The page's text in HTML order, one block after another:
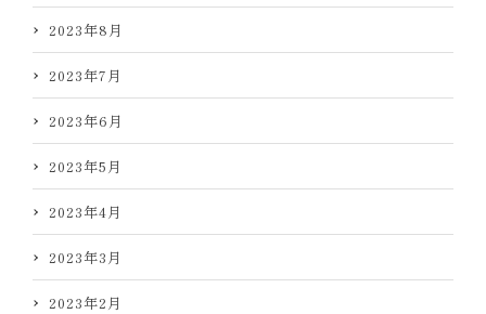
2023年8月
2023年7月
2023年6月
2023年5月
2023年4月
2023年3月
2023年2月